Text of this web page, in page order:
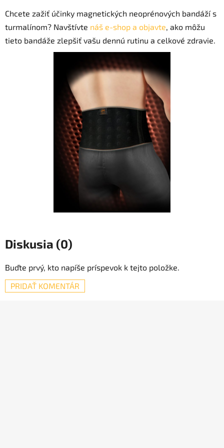
Chcete zažiť účinky magnetických neoprénových bandáží s
turmalínom? Navštívte náš e-shop a objavte , ako môžu
tieto bandáže zlepšiť vašu dennú rutinu a celkové zdravie.
Diskusia (0)
Buďte prvý, kto napíše príspevok k tejto položke.
PRIDAŤ KOMENTÁR